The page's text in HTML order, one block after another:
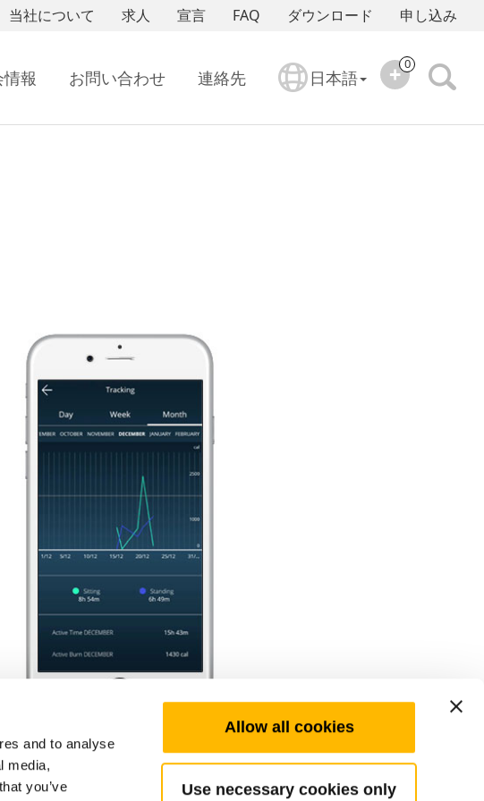
and to analyse
media,
you’ve
Allow all cookies
Use necessary cookies only
申し込み
ダウンロード
FAQ
宣言
求人
当社について
報 お問い合わせ 連絡先 日本語
0